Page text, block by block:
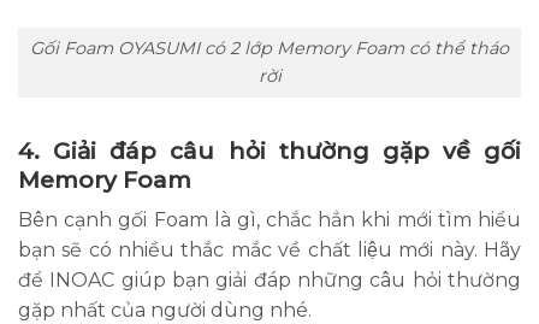
Gối Foam OYASUMI có 2 lớp Memory Foam có thể tháo
rời
4. Giải đáp câu hỏi thường gặp về gối
Memory Foam
Bên cạnh gối Foam là gì, chắc hẳn khi mới tìm hiểu
bạn sẽ có nhiều thắc mắc về chất liệu mới này. Hãy
để INOAC giúp bạn giải đáp những câu hỏi thường
gặp nhất của người dùng nhé.